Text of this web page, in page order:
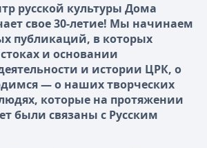
русской культуры Дома
свое 30-летие! Мы начинаем
публикаций, в которых
и основании
и истории ЦРК, о
— о наших творческих
которые на протяжении
были связаны с Русским